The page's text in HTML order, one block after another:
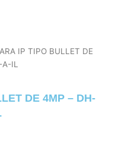
IP TIPO BULLET DE
IL
DE 4MP – DH-